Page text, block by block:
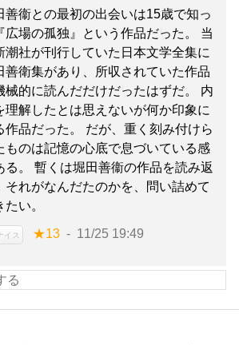
善衞との最初の出会いは15歳で知っ
広場の孤独』という作品だった。 当
潮社が刊行していた日本文学全集に
善衛集があり、所収されていた作品
械的に読んだだけだったはずだ。 内
理解したとは思えないが何か印象に
作品だった。 だが、重く刻み付けら
ものは記憶の心底で息づいている感
る。 暫くは堀田善衞の作品を読み返
それがなんだたのかを、問い詰めて
たい。
イス ★13 11/25 19:49